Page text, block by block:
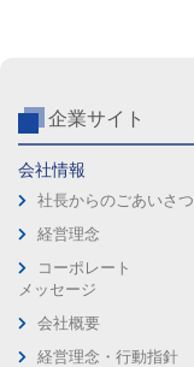
企業サイト
会社情報
社長からのごあいさつ
経営理念
コーポレート
メッセージ
会社概要
経営理念・行動指針